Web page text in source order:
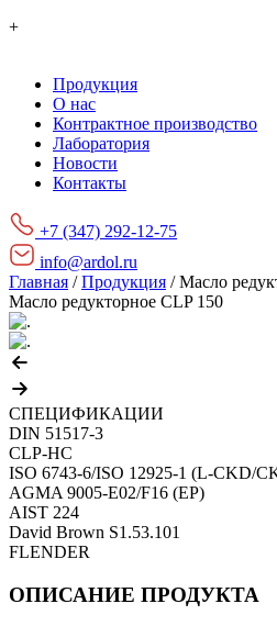
+
Продукция
О нас
Контрактное производство
Лаборатория
Новости
Контакты
+7 (347) 292-12-75
info@ardol.ru
Главная /Продукция /Масло
Масло редукторное CLP 150
СПЕЦИФИКАЦИИ
DIN 51517-3
CLP-HC
ISO 6743-6/ISO 12925-1 (L-CKD/
AGMA 9005-Е02/F16 (EP)
AIST 224
David Brown S1.53.101
FLENDER
ОПИСАНИЕ ПРОДУКТА